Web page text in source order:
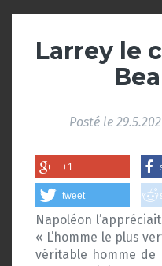
Larrey le
Posté le
+1
tweet
Napoléon
« L’homme le plus
véritable homme de